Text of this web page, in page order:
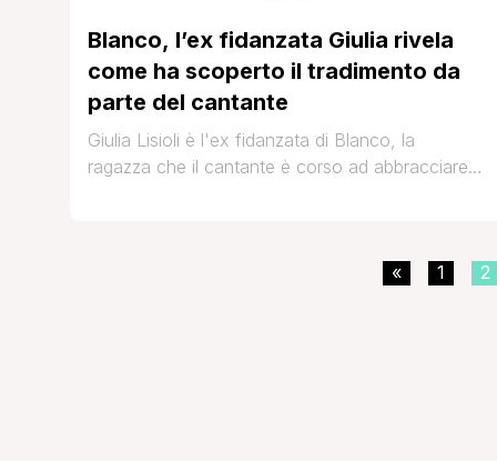
Blanco, l’ex fidanzata Giulia rivela
come ha scoperto il tradimento da
parte del cantante
Giulia Lisioli è l'ex fidanzata di Blanco, la
ragazza che il cantante è corso ad abbracciare
arrivata subito dopo la vittoria di Sanremo. I loro
« 1 2